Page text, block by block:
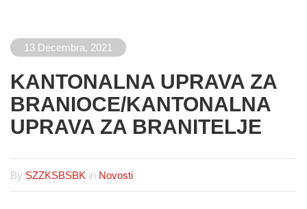
13 Decembra, 2021
KANTONALNA UPRAVA ZA
BRANIOCE/KANTONALNA
UPRAVA ZA BRANITELJE
By SZZKSBSBK in Novosti